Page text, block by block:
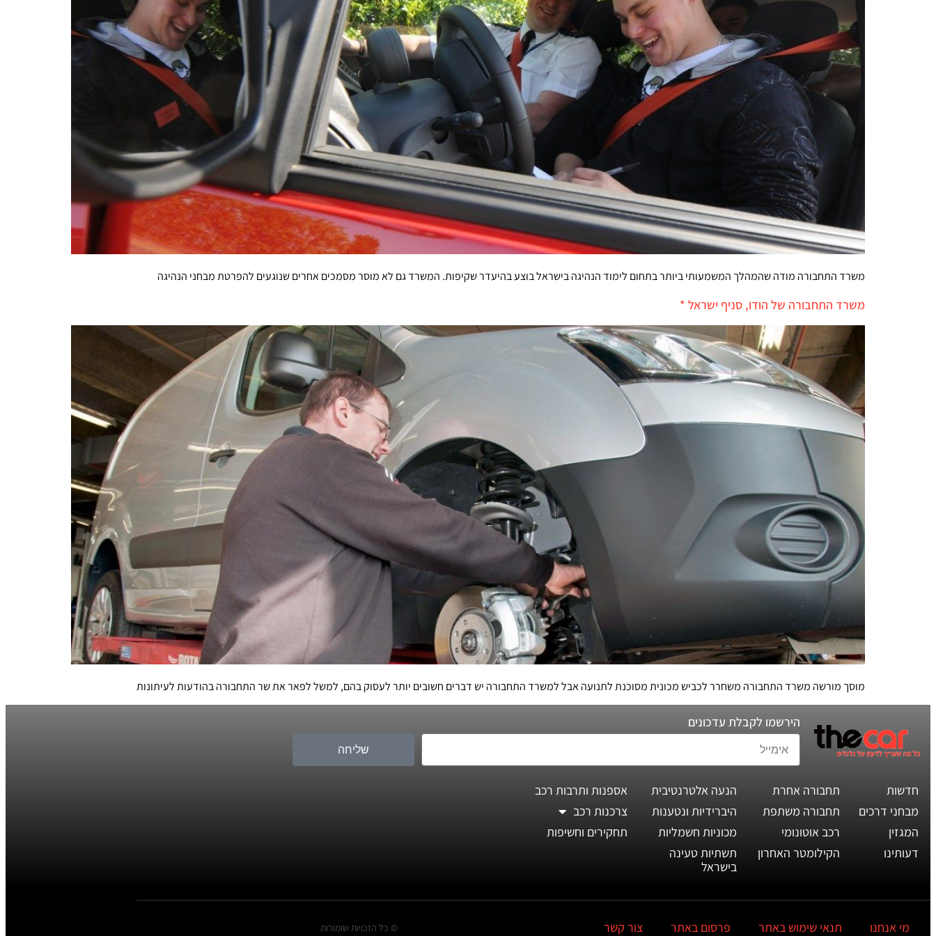
משרד התחבורה מודה שהמהלך המשמעותי ביותר בתחום לימוד הנהיגה בישראל בוצע בהיעדר שקיפות. המשרד גם לא מוסר מסמכים אחרים שנוגעים להפרטת מבחני הנהיגה
משרד התחבורה של הודו, סניף ישראל *
מוסך מורשה משרד התחבורה משחרר לכביש מכונית מסוכנת לתנועה אבל למשרד התחבורה יש דברים חשובים יותר לעסוק בהם, למשל לפאר את שר התחבורה בהודעות לעיתונות
הירשמו לקבלת עדכונים
שליחה
חדשות
מבחני דרכים
המגזין
דעותינו
תחבורה אחרת
תחבורה משתפת
רכב אוטונומי
הקילומטר האחרון
הנעה אלטרנטיבית
היברידיות ונטענות
מכוניות חשמליות
תשתיות טעינה
בישראל
אספנות ותרבות רכב
צרכנות רכב
תחקירים וחשיפות
מי אנחנו תנאי שימוש באתר פרסום באתר צור קשר © כל הזכויות שומורות